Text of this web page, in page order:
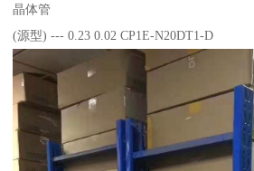
晶体管
(源型) --- 0.23 0.02 CP1E-N20DT1-D